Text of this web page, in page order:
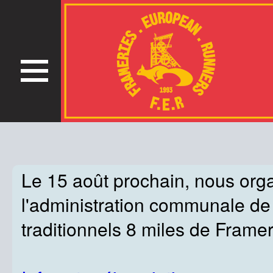
Le 15 août prochain, nous
l'administration communale
traditionnels 8 miles de